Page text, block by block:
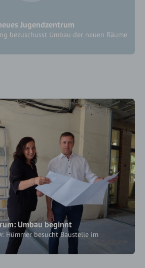
Jugendzentrum
bezuschusst Umbau der neuen Räume
Umbau beginnt
Hümmer besucht Baustelle im